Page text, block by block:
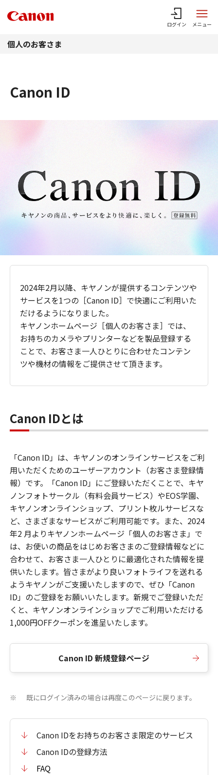
ログイン メニュー
個人のお客さま
Canon ID
2024年2月以降、キヤノンが提供するコンテンツや
サービスを1つの［Canon ID］で快適にご利用いた
だけるようになりました。
キヤノンホームページ［個人のお客さま］では、
お持ちのカメラやプリンターなどを製品登録する
ことで、お客さま一人ひとりに合わせたコンテン
ツや機材の情報をご提供させて頂きます。
Canon IDとは
「Canon ID」は、キヤノンのオンラインサービスをご利
用いただくためのユーザーアカウント（お客さま登録情
報）です。「Canon ID」にご登録いただくことで、キヤ
ノンフォトサークル（有料会員サービス）やEOS学園、
キヤノンオンラインショップ、プリント枚ルサービスな
ど、さまざまなサービスがご利用可能です。また、2024
年2 月よりキヤノンホームページ「個人のお客さま」で
は、お使いの商品をはじめお客さまのご登録情報などに
合わせて、お客さま一人ひとりに最適化された情報を提
供いたします。皆さまがより良いフォトライフを送れる
ようキヤノンがご支援いたしますので、ぜひ「Canon
ID」のご登録をお願いいたします。新規でご登録いただ
くと、キヤノンオンラインショップでご利用いただける
1,000円OFFクーポンを進呈いたします。
Canon ID 新規登録ページ
※ 既にログイン済みの場合は再度このページに戻ります。
Canon IDをお持ちのお客さま限定のサービス
Canon IDの登録方法
FAQ